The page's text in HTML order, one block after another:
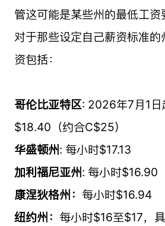
管这可能是某些州的最低工资
对于那些设定自己薪资标准
资包括：
哥伦比亚特区: 2026年7月1日
$18.40（约合C$25）
华盛顿州: 每小时$17.13
加利福尼亚州: 每小时$16.90
康涅狄格州： 每小时$16.94
纽约州： 每小时$16至$17，